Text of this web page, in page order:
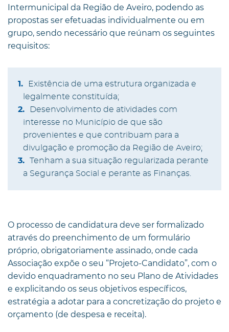
Intermunicipal da Região de Aveiro, podendo as
propostas ser efetuadas individualmente ou em
grupo, sendo necessário que reúnam os seguintes
requisitos:
Existência de uma estrutura organizada e
legalmente constituída;
Desenvolvimento de atividades com
interesse no Município de que são
provenientes e que contribuam para a
divulgação e promoção da Região de Aveiro;
Tenham a sua situação regularizada perante
a Segurança Social e perante as Finanças.
O processo de candidatura deve ser formalizado
através do preenchimento de um formulário
próprio, obrigatoriamente assinado, onde cada
Associação expõe o seu “Projeto-Candidato”, com o
devido enquadramento no seu Plano de Atividades
e explicitando os seus objetivos específicos,
estratégia a adotar para a concretização do projeto e
orçamento (de despesa e receita).